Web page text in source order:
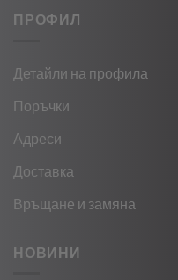
ПРОФИЛ
Детайли на профила
Поръчки
Адреси
Доставка
Връщане и замяна
НОВИНИ